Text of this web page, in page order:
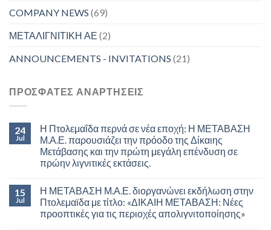
COMPANY NEWS (69)
ΜΕΤΑΛΙΓΝΙΤΙΚΗ ΑΕ (2)
ANNOUNCEMENTS - INVITATIONS (21)
ΠΡΟΣΦΑΤΕΣ ΑΝΑΡΤΗΣΕΙΣ
24
Jul
Η Πτολεμαΐδα περνά σε νέα εποχή: Η ΜΕΤΑΒΑΣΗ
Μ.Α.Ε. παρουσιάζει την πρόοδο της Δίκαιης
Μετάβασης και την πρώτη μεγάλη επένδυση σε
πρώην λιγνιτικές εκτάσεις.
15
Jul
Η ΜΕΤΑΒΑΣΗ Μ.Α.Ε. διοργανώνει εκδήλωση στην
Πτολεμαϊδα με τίτλο: «ΔΙΚΑΙΗ ΜΕΤΑΒΑΣΗ: Νέες
προοπτικές για τις περιοχές απολιγνιτοποίησης»